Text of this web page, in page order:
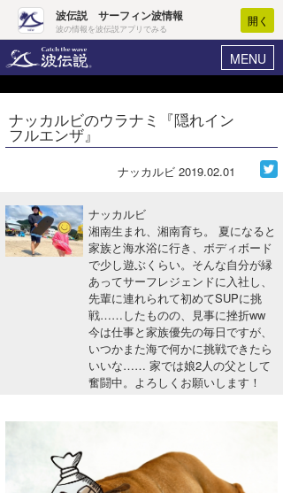
波伝説 サーフィン波情報
波の情報を波伝説アプリでみる
開く
MENU
ヘルプ マイホーム
ログイン
波情報･概況
WAVE HUNTER波予想ツール
サーフィンエリアガイド
会員メニュー
ナッカルビのウラナミ『隠れイン
フルエンザ』
ナッカルビ 2019.02.01
ナッカルビ
湘南生まれ、湘南育ち。 夏になると
家族と海水浴に行き、ボディボード
で少し遊ぶくらい。そんな自分が縁
あってサーフレジェンドに入社し、
先輩に連れられて初めてSUPに挑
戦……したものの、見事に挫折ww
今は仕事と家族優先の毎日ですが、
いつかまた海で何かに挑戦できたら
いいな…… 家では娘2人の父として
奮闘中。よろしくお願いします！
Core Surf Japan
アート＆エンタメ
ショップ情報
ショップ情報
伊豆
その他
ルール＆How to